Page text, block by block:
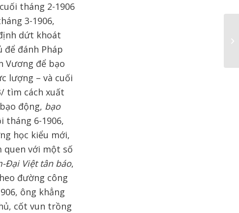
tháng 2-1906
3-1906,
dứt khoát
đánh Pháp
Vương để bạo
lượng – và cuối
tìm cách xuất
động, bạo
tháng 6-1906,
học kiểu mới,
quen với một số
Đại Việt tân báo,
đường công
ông khẳng
cốt vun trồng